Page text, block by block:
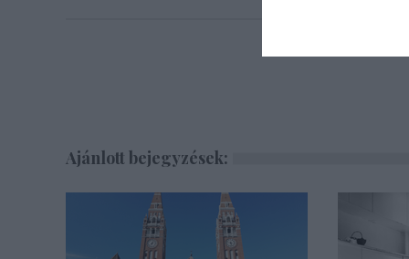
Ajánlott bejegyzések: